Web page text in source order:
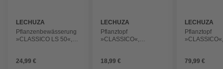
LECHUZA
Pflanzenbewässerung
»CLASSICO LS 50«,
24,99 €
LECHUZA
Pflanztopf
»CLASSICO«,
18,99 €
LECHUZA
Pflanztopf
79,99 €